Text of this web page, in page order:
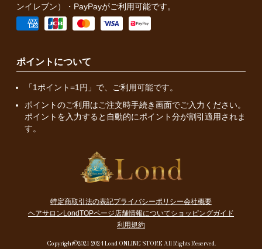
ンイレブン）・PayPayがご利用可能です。
ポイントについて
「1ポイント=1円」で、ご利用可能です。
ポイントのご利用はご注文時手続き画面でご入力ください。
ポイントを入力すると自動的にポイント分が割引適用されま
す。
特定商取引法の表記プライバシーポリシー会社概要
ヘアサロンLondTOPページ 店舗情報についてショッピングガイド
利用規約
Copyright©2021-2024 Lond ONLINE STORE All Rights Reserved.